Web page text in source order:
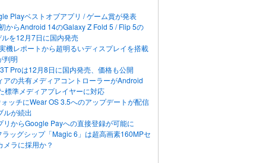
Playベストオブアプリ / ゲーム賞が発表
からAndroid 14のGalaxy Z Fold 5 / Flip 5の
を12月7日に国内発売
機レポートから超明るいディスプレイを搭載
判明
Proは12月8日に国内発売、価格も公開
アの共有メディアコントローラーがAndroid
標準メディアプレイヤーに対応
ッチにWear OS 3.5へのアップデートが配信
ルが続出
リからGoogle Payへの直接登録が可能に
ッグシップ「Magic 6」は超高画素160MPセ
メラに採用か？